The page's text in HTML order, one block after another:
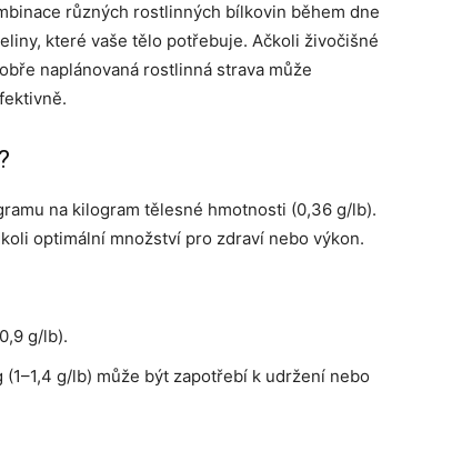
různých rostlinných bílkovin během dne
které vaše tělo potřebuje. Ačkoli živočišné
naplánovaná rostlinná strava může
na kilogram tělesné hmotnosti (0,36 g/lb).
optimální množství pro zdraví nebo výkon.
g/lb).
(1–1,4 g/lb) může být zapotřebí k udržení nebo